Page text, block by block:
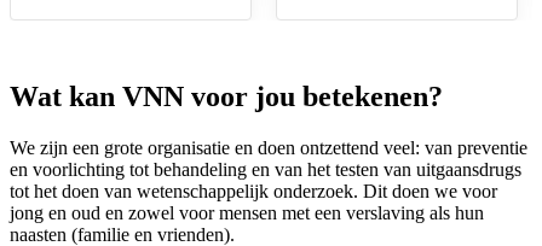
Wat kan VNN voor jou betekenen?
We zijn een grote organisatie en doen ontzettend veel: van preventie
en voorlichting tot behandeling en van het testen van uitgaansdrugs
tot het doen van wetenschappelijk onderzoek. Dit doen we voor
jong en oud en zowel voor mensen met een verslaving als hun
naasten (familie en vrienden).